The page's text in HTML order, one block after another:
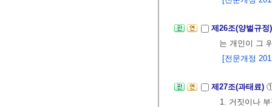
제26조(양벌규
는 개인이 그
[전문개정
제27조(과태료)
1. 거짓이나